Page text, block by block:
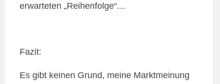
erwarteten „Reihenfolge“…
Fazit:
Es gibt keinen Grund, meine Marktmeinung